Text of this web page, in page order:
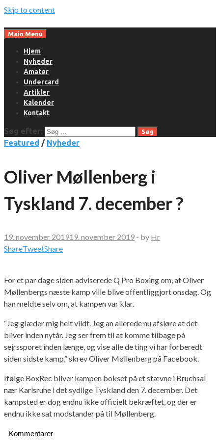
Skip to content
Main Menu
Hjem
Nyheder
Amatør
Undercard
Artikler
Kalender
Kontakt
Søg efter:
Featured / Nyheder
Oliver Møllenberg i
Tyskland 7. december ?
19. november 201919. november 2019 - by Hr
ShareTweetShare
For et par dage siden adviserede Q Pro Boxing om, at Oliver
Møllenbergs næste kamp ville blive offentliggjort onsdag. Og
han meldte selv om, at kampen var klar.
“Jeg glæder mig helt vildt. Jeg an allerede nu afsløre at det
bliver inden nytår. Jeg ser frem til at komme tilbage på
sejrssporet inden længe, og vise alle de ting vi har forberedt
siden sidste kamp,” skrev Oliver Møllenberg på Facebook.
Ifølge BoxRec bliver kampen bokset på et stævne i Bruchsal
nær Karlsruhe i det sydlige Tyskland den 7. december. Det
kampsted er dog endnu ikke officielt bekræftet, og der er
endnu ikke sat modstander på til Møllenberg.
Kommentarer